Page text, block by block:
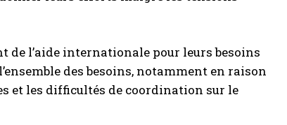
de l’aide internationale pour leurs besoins
des besoins, notamment en raison
et les difficultés de coordination sur le